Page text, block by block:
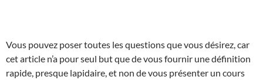
Vous pouvez poser toutes les questions que vous désirez, car
cet article n’a pour seul but que de vous fournir une définition
rapide, presque lapidaire, et non de vous présenter un cours